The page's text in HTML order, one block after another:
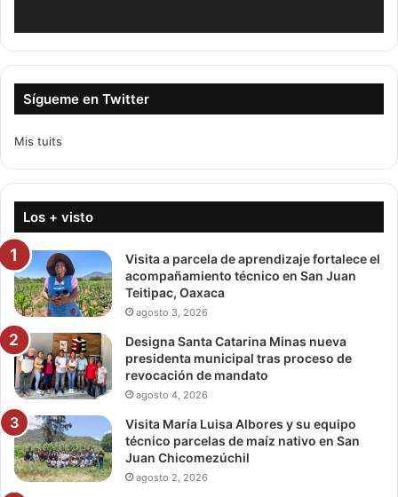
Sígueme en Twitter
Mis tuits
Los + visto
Visita a parcela de aprendizaje fortalece el
acompañamiento técnico en San Juan
Teitipac, Oaxaca
agosto 3, 2026
Designa Santa Catarina Minas nueva
presidenta municipal tras proceso de
revocación de mandato
agosto 4, 2026
Visita María Luisa Albores y su equipo
técnico parcelas de maíz nativo en San
Juan Chicomezúchil
agosto 2, 2026